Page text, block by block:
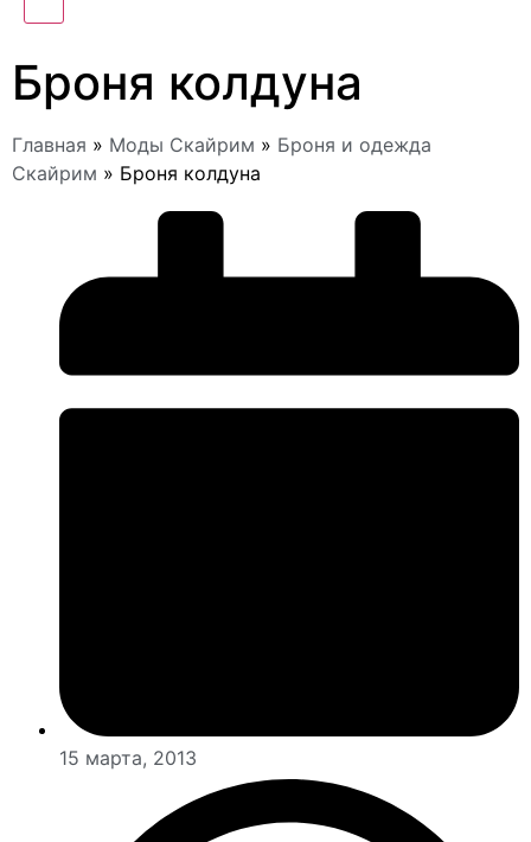
Броня колдуна
Главная » Моды Скайрим » Броня и одежда
Скайрим » Броня колдуна
15 марта, 2013